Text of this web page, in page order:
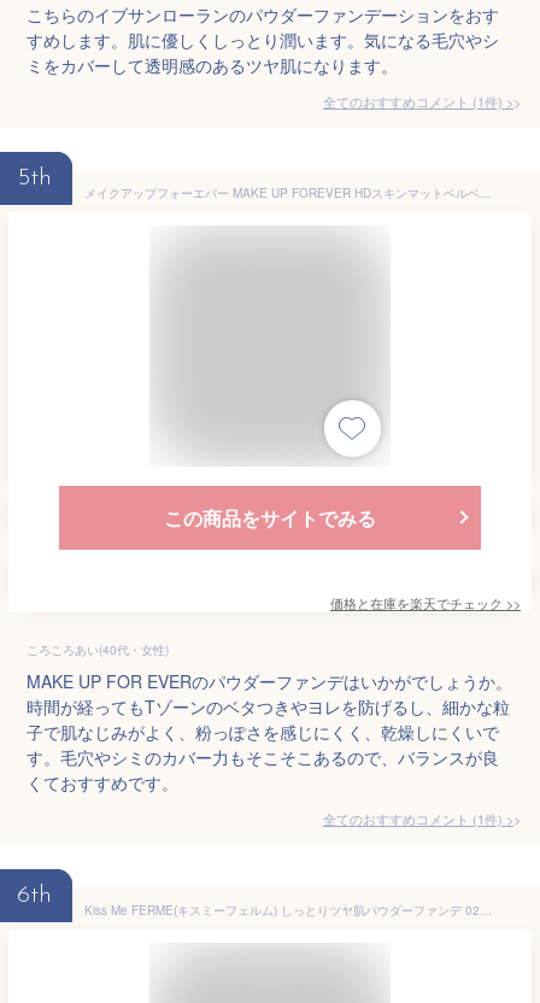
こちらのイブサンローランのパウダーファンデーションをおす
すめします。肌に優しくしっとり潤います。気になる毛穴やシ
ミをカバーして透明感のあるツヤ肌になります。
全てのおすすめコメント (1件) >
5th
メイクアップフォーエバー MAKE UP FOREVER HDスキンマットベルベットコンパクト 11g 選べるカラー
この商品をサイトでみる
価格と在庫を楽天でチェック >>
ころころあい(40代・女性)
MAKE UP FOR EVERのパウダーファンデはいかがでしょうか。
時間が経ってもTゾーンのベタつきやヨレを防げるし、細かな粒
子で肌なじみがよく、粉っぽさを感じにくく、乾燥しにくいで
す。毛穴やシミのカバー力もそこそこあるので、バランスが良
くておすすめです。
全てのおすすめコメント (1件) >
6th
Kiss Me FERME(キスミーフェルム) しっとりツヤ肌パウダーファンデ 02 自然な肌色 11g 表情ジワにも対応 保湿タイプ SPF25 PA++